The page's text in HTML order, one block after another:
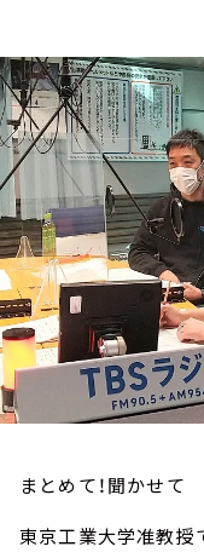
イベント・グ
YouTube
会社情報
まとめて！聞かせて
東京工業大学准教授